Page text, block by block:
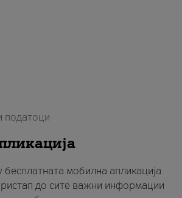
податоци
бесплатната мобилна апликација
до сите важни информации